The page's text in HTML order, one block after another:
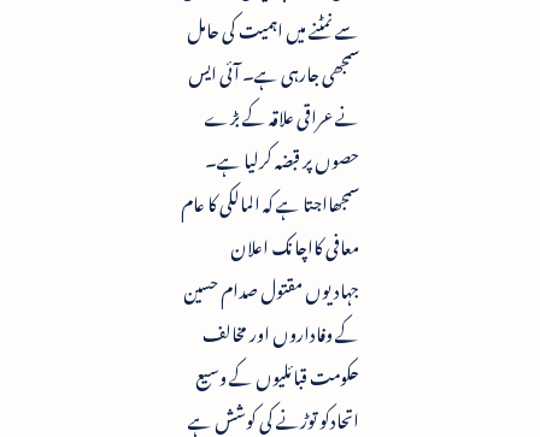
سے نمٹنے میں اہمیت کی حامل
سمجھی جارہی ہے۔ آئی ایس
نے عراقی علاقہ کے بڑے
حصوں پر قبضہ کرلیا ہے۔
سمجھااجتا ہے کہ المالکی کا عام
معافی کااچانک اعلان
جہادیوں مقتول صدام حسین
کے وفاداروں اور مخالف
حکومت قبائلیوں کے وسیع
اتحادکو توڑنے کی کوشش ہے